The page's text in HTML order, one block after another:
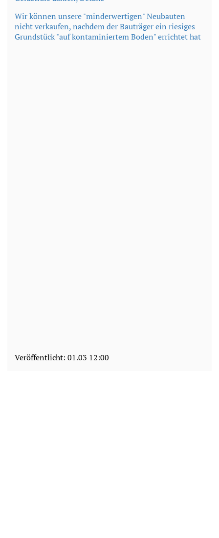
Wir können unsere "minderwertigen" Neubauten
nicht verkaufen, nachdem der Bauträger ein riesiges
Grundstück "auf kontaminiertem Boden" errichtet hat
Veröffentlicht: 01.03 12:00